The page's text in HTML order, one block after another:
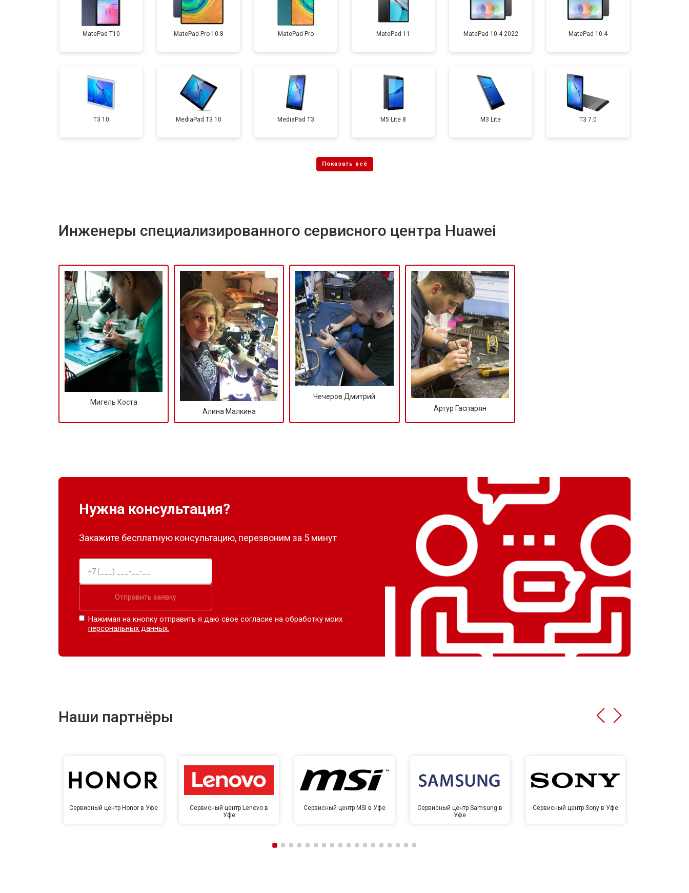
Замена материнской платы от 60 мин от 3200 ₽ Заказать
MatePad T10 MatePad Pro 10.8 MatePad Pro MatePad 11 MatePad 10.4 2022 MatePad 10.4
T3 10 MediaPad T3 10 MediaPad T3 M5 Lite 8 M3 Lite T3 7.0
Инженеры специализированного сервисного центра Huawei
Мигель Коста
Алина Малкина
Чечеров Дмитрий
Артур Гаспарян
Нужна консультация?
Закажите бесплатную консультацию, перезвоним за 5 минут
Отправить заявку
Нажимая на кнопку отправить я даю свое согласие на обработку моих
персональных данных.
Наши партнёры
Сервисный центр Honor в Уфе
Сервисный центр Lenovo в
Уфе
Сервисный центр MSI в Уфе
Сервисный центр Samsung в
Уфе
Сервисный центр Sony в Уфе